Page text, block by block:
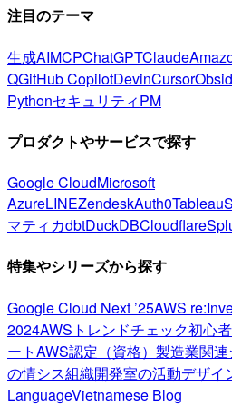
注目のテーマ
生成AIMCPChatGPTClaude
QGitHub CopilotDevinCursor
PythonセキュリティPM
プロダクトやサービスで探す
Google CloudMicrosoft
AzureLINEZendeskAuth0Tableau
マティカdbtDuckDBCloudflare
特集やシリーズから探す
Google Cloud Next ’25AWS
2024AWSトレンドチェック初心
ートAWS認定（資格） 製造業関連
の情シス組織開発室の活動デザイ
LanguageVietnamese Blog